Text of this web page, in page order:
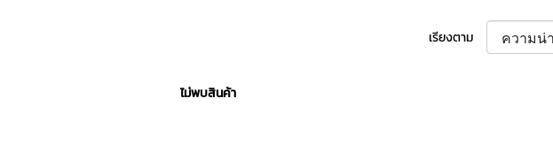
เรียงตาม
ไม่พบสินค้า